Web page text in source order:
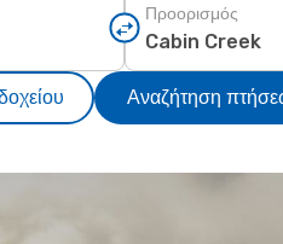
Προορισμός
Αναζήτηση